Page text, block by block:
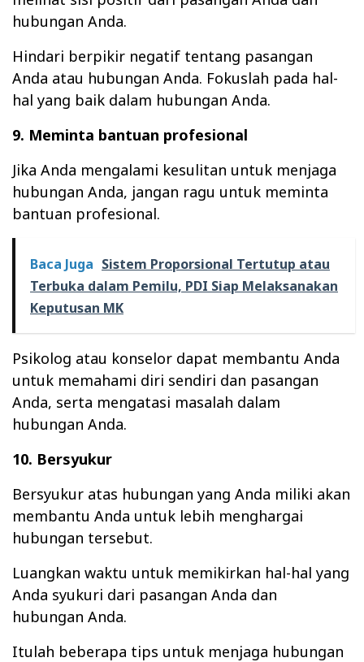
hubungan Anda.
Hindari berpikir negatif tentang pasangan
Anda atau hubungan Anda. Fokuslah pada hal-
hal yang baik dalam hubungan Anda.
9. Meminta bantuan profesional
Jika Anda mengalami kesulitan untuk menjaga
hubungan Anda, jangan ragu untuk meminta
bantuan profesional.
Baca Juga Sistem Proporsional Tertutup atau
Terbuka dalam Pemilu, PDI Siap Melaksanakan
Keputusan MK
Psikolog atau konselor dapat membantu Anda
untuk memahami diri sendiri dan pasangan
Anda, serta mengatasi masalah dalam
hubungan Anda.
10. Bersyukur
Bersyukur atas hubungan yang Anda miliki akan
membantu Anda untuk lebih menghargai
hubungan tersebut.
Luangkan waktu untuk memikirkan hal-hal yang
Anda syukuri dari pasangan Anda dan
hubungan Anda.
Itulah beberapa tips untuk menjaga hubungan